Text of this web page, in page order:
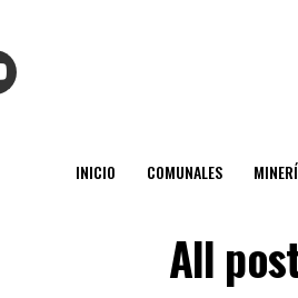
INICIO COMUNALES
All